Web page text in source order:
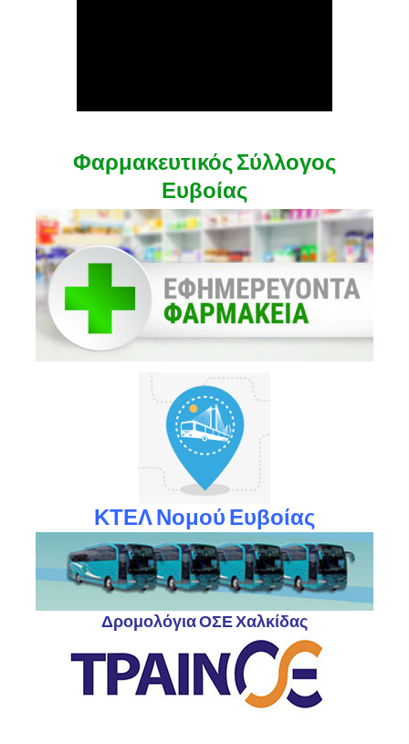
Φαρμακευτικός Σύλλογος
Ευβοίας
ΚΤΕΛ Νομού Ευβοίας
Δρομολόγια ΟΣΕ Χαλκίδας